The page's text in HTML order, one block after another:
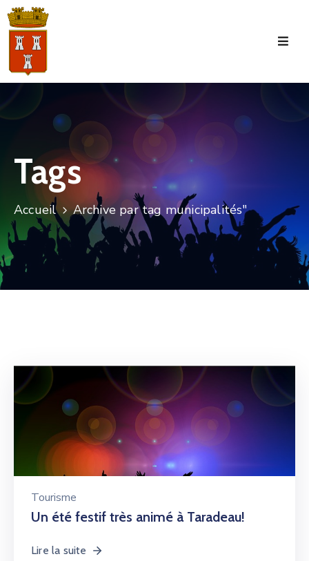
Accueil
Manifestations
Vie
Municipale
Services
Tags
Accueil Archive par tag municipalités"
Tourisme
Un été festif très animé à Taradeau!
Lire la suite